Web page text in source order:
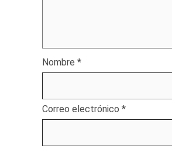
Nombre *
Correo electrónico *